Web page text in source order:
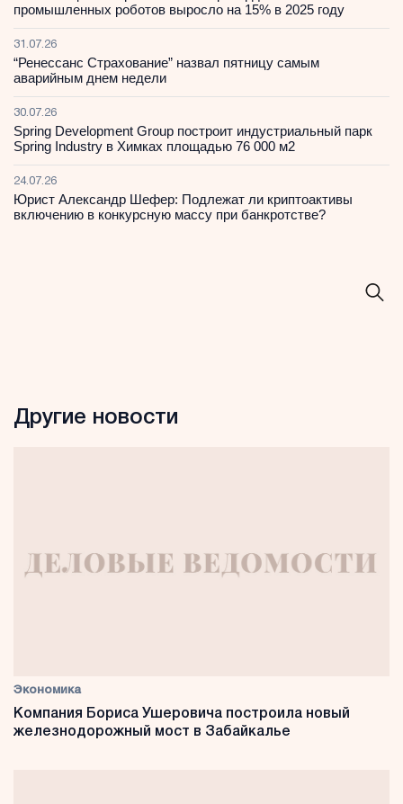
промышленных роботов выросло на 15% в 2025 году
31.07.26
“Ренессанс Страхование” назвал пятницу самым
аварийным днем недели
30.07.26
Spring Development Group построит индустриальный парк
Spring Industry в Химках площадью 76 000 м2
24.07.26
Юрист Александр Шефер: Подлежат ли криптоактивы
включению в конкурсную массу при банкротстве?
Другие новости
Экономика
Компания Бориса Ушеровича построила новый
железнодорожный мост в Забайкалье